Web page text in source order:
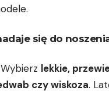
‌się do
lekkie,
czy wiskoza.